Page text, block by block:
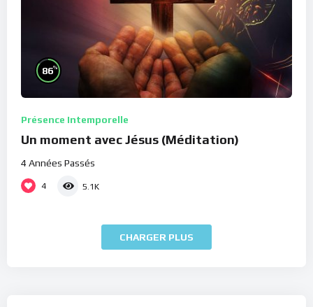
86%
Présence Intemporelle
Un moment avec Jésus (Méditation)
4 Années Passés
4 5.1K
CHARGER PLUS